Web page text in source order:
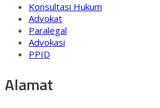
Konsultasi Hukum
Advokat
Paralegal
Advokasi
PPID
Alamat